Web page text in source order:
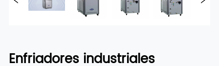
Enfriadores industriales